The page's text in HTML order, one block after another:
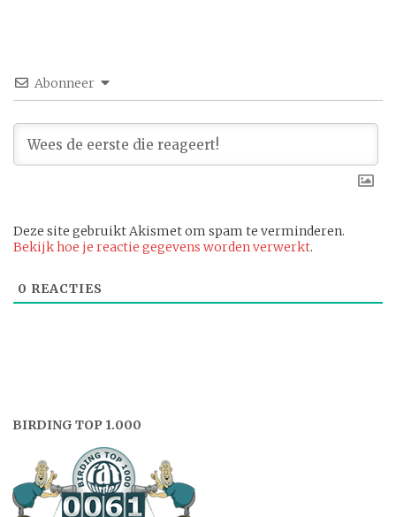
Abonneer
Deze site gebruikt Akismet om spam te verminderen.
Bekijk hoe je reactie gegevens worden verwerkt.
0 REACTIES
BIRDING TOP 1.000